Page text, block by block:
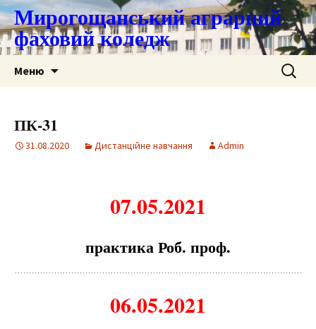
Мирогощанський аграрний
фаховий коледж
Меню Пошук:
ПК-31
31.08.2020 Дистанційне навчання Admin
07.05.2021
практика Роб. проф.
06.05.2021